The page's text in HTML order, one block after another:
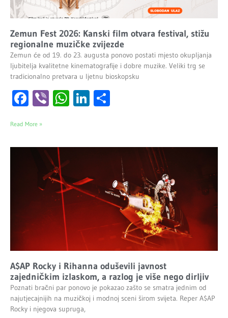
Zemun Fest 2026: Kanski film otvara festival, stižu
regionalne muzičke zvijezde
Zemun će od 19. do 23. augusta ponovo postati mjesto okupljanja
ljubitelja kvalitetne kinematografije i dobre muzike. Veliki trg se
tradicionalno pretvara u ljetnu bioskopsku
Facebook
ViberWhatsApp
LinkedIn
Read More »
A$AP Rocky i Rihanna oduševili javnost
zajedničkim izlaskom, a razlog je više nego dirljiv
Poznati bračni par ponovo je pokazao zašto se smatra jednim od
najutjecajnijih na muzičkoj i modnoj sceni širom svijeta. Reper A$AP
Rocky i njegova supruga,